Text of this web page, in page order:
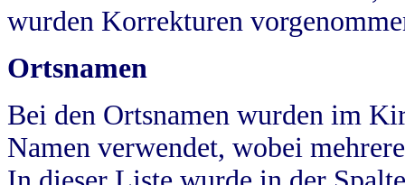
wurden Korrekturen
Ortsnamen
Bei den Ortsnamen wurden im
Namen verwendet, wobei